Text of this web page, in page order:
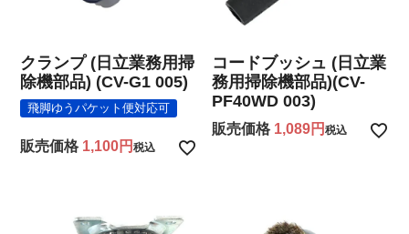
クランプ (日立業務用掃
除機部品) (CV-G1 005)
飛脚ゆうパケット便対応可
販売価格 1,100 税込
コードブッシュ (日立業
務用掃除機部品)(CV-
PF40WD 003)
販売価格 1,089 税込